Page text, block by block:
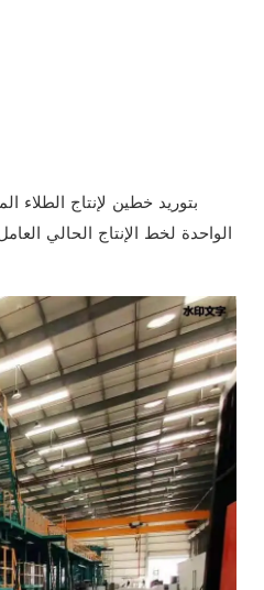
الواحدة لخط الإنتاج الحالي